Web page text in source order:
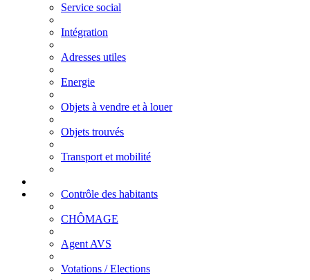
Service social
Intégration
Adresses utiles
Energie
Objets à vendre et à louer
Objets trouvés
Transport et mobilité
Contrôle des habitants
CHÔMAGE
Agent AVS
Votations / Elections